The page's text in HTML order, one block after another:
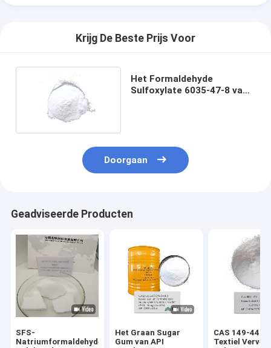
Krijg De Beste Prijs Voor
Het Formaldehyde
Sulfoxylate 6035-47-8 van
Doorgaan
Geadviseerde Producten
SFS-
Natriumformaldehyde
Het Graan Sugar
Gum van API
CAS 149-44-0
Textiel